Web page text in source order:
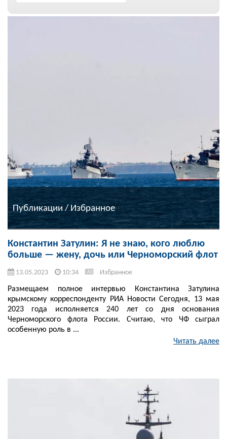
Публикации / Избранное
Константин Затулин: Я не знаю, кого люблю
больше — жену, дочь или Черноморский флот
13.05.2023 10:34 Избранное
Размещаем полное интервью Константина Затулина
крымскому корреспонденту РИА Новости Сегодня, 13 мая
2023 года исполняется 240 лет со дня основания
Черноморского флота России. Считаю, что ЧФ сыграл
особенную роль в ...
Читать далее